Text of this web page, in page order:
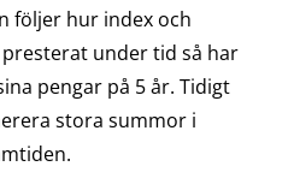
följer hur index och
under tid så har
pengar på 5 år. Tidigt
stora summor i